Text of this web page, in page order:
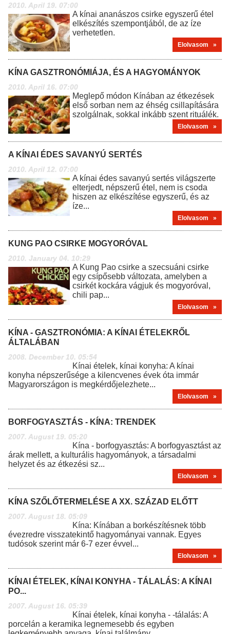
2010. April 19. 07:00
A kínai ananászos csirke egyszerű étel
elkészítés szempontjából, de az íze
verhetetlen.
Elolvasom »
KÍNA GASZTRONÓMIÁJA, ÉS A HAGYOMÁNYOK
2010. April 16. 07:00
Meglepő módon Kínában az étkezések
első sorban nem az éhség csillapítására
szolgálnak, sokkal inkább szent rituálék.
Elolvasom »
A KÍNAI ÉDES SAVANYÚ SERTÉS
2010. April 12. 07:00
A kínai édes savanyú sertés világszerte
elterjedt, népszerű étel, nem is csoda
hiszen az elkészítése egyszerű, és az
íze...
Elolvasom »
KUNG PAO CSIRKE MOGYORÓVAL
2010. January 04. 10:29
A Kung Pao csirke a szecsuáni csirke
egy csípősebb változata, amelyben a
csirkét kockára vágjuk és mogyoróval,
chili pap...
Elolvasom »
KÍNA - GASZTRONÓMIA: A KÍNAI ÉTELEKRŐL
ÁLTALÁBAN
2008. December 10. 05:54
Kínai ételek, kínai konyha: A kínai
konyha népszerűsége a kilencvenes évek óta immár
Magyarországon is megkérdőjelezhete...
Elolvasom »
BORFOGYASZTÁS - KÍNA: TRENDEK
2007. August 19. 05:20
Kína - borfogyasztás: A borfogyasztást az
árak mellett, a kulturális hagyományok, a társadalmi
helyzet és az étkezési sz...
Elolvasom »
KÍNA SZŐLŐTERMELÉSE A XX. SZÁZAD ELŐTT
2007. August 18. 05:09
Kína: Kínában a borkészítésnek több
évezredre visszatekintő hagyományai vannak. Egyes
tudósok szerint már 6-7 ezer évvel...
Elolvasom »
KÍNAI ÉTELEK, KÍNAI KONYHA - TÁLALÁS: A KÍNAI
PO...
2007. August 16. 05:39
Kínai ételek, kínai konyha - -tálalás: A
porcelán a keramika legnemesebb és egyben